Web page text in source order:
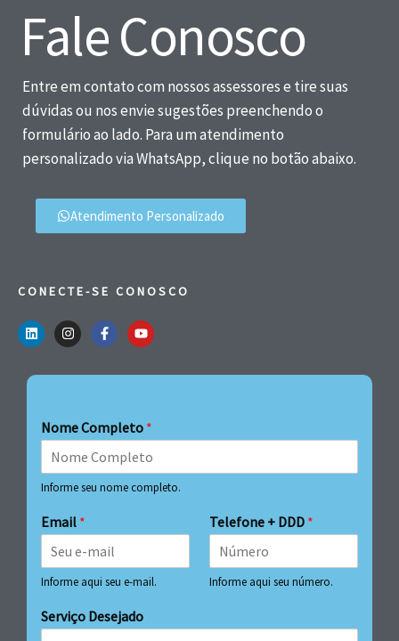
Fale Conosco
Entre em contato com nossos assessores e tire suas
dúvidas ou nos envie sugestões preenchendo o
formulário ao lado. Para um atendimento
personalizado via WhatsApp, clique no botão abaixo.
Atendimento Personalizado
CONECTE-SE CONOSCO
Nome Completo *
Informe seu nome completo.
Email *
Informe aqui seu e-mail.
Telefone + DDD *
Informe aqui seu número.
Serviço Desejado